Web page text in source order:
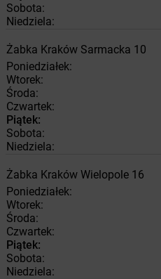
Sobota:
Niedziela:
Żabka Kraków Sarmacka 10
Poniedziałek:
Wtorek:
Środa:
Czwartek:
Piątek:
Sobota:
Niedziela:
Żabka Kraków Wielopole 16
Poniedziałek:
Wtorek:
Środa:
Czwartek:
Piątek:
Sobota:
Niedziela: